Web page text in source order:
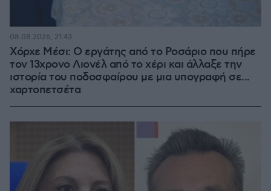
Χόρχε Μέσι: Ο εργάτης από το Ροσάριο που πήρε
τον 13χρονο Λιονέλ από το χέρι και άλλαξε την
ιστορία του ποδοσφαίρου με μια υπογραφή σε...
χαρτοπετσέτα
08.08.2026, 21:43